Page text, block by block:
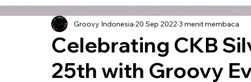
Seminar & Conference BALI bali
Celebrating CKB
25th with Groovy
Groovy Indonesia 20 Sep 2022 3 menit membaca